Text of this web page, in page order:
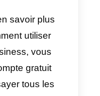
un grand
(il n’y a pas
contacts par
de